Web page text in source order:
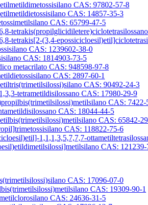
CAS: 97802-57-8
CAS: 14857-35-3
CAS: 65799-47-5
tetrakis[2-(3,4-
CAS: 1239602-38-0
CAS: 1814903-73-5
metacrilato CAS: 948598-97-8
CAS: 2897-60-1
CAS: 90492-24-3
tetrametildisilossano CAS: 17980-29-9
CAS: 7422-
CAS: 18044-44-5
CAS: 65842-
CAS: 118822-75-6
1,1,1,3,5,7,7,7-
CAS: 121239-
CAS: 17096-07-0
CAS: 19309-90-1
CAS: 24636-31-5